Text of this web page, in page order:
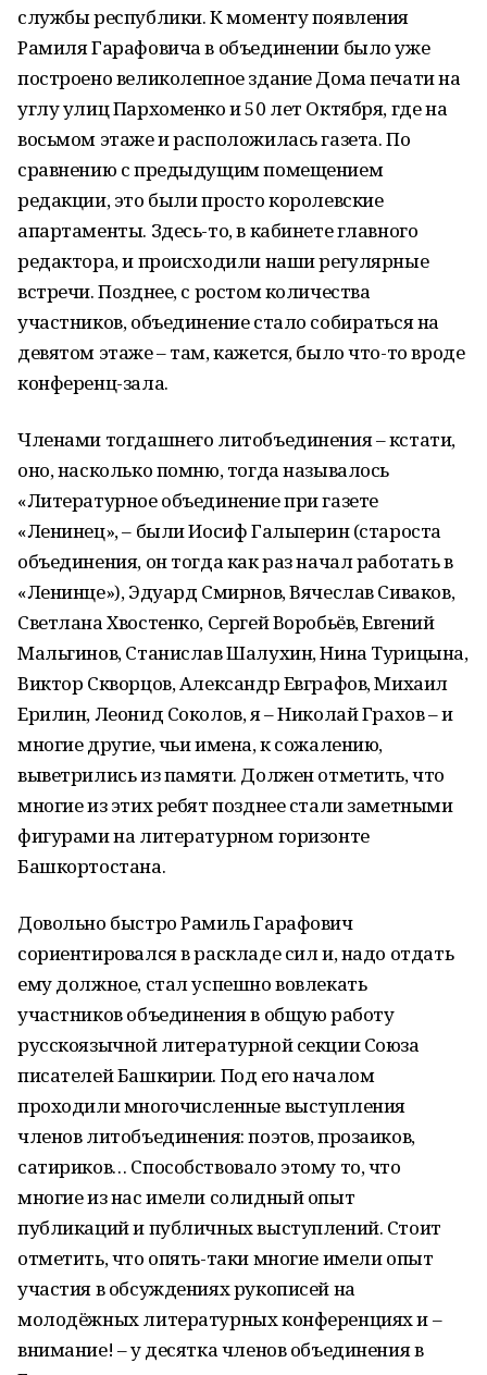
службы республики. К моменту появления
Рамиля Гарафовича в объединении было уже
построено великолепное здание Дома печати на
углу улиц Пархоменко и 50 лет Октября, где на
восьмом этаже и расположилась газета. По
сравнению с предыдущим помещением
редакции, это были просто королевские
апартаменты. Здесь-то, в кабинете главного
редактора, и происходили наши регулярные
встречи. Позднее, с ростом количества
участников, объединение стало собираться на
девятом этаже – там, кажется, было что-то вроде
конференц-зала.
Членами тогдашнего литобъединения – кстати,
оно, насколько помню, тогда называлось
«Литературное объединение при газете
«Ленинец», – были Иосиф Гальперин (староста
объединения, он тогда как раз начал работать в
«Ленинце»), Эдуард Смирнов, Вячеслав Сиваков,
Светлана Хвостенко, Сергей Воробьёв, Евгений
Мальгинов, Станислав Шалухин, Нина Турицына,
Виктор Скворцов, Александр Евграфов, Михаил
Ерилин, Леонид Соколов, я – Николай Грахов – и
многие другие, чьи имена, к сожалению,
выветрились из памяти. Должен отметить, что
многие из этих ребят позднее стали заметными
фигурами на литературном горизонте
Башкортостана.
Довольно быстро Рамиль Гарафович
сориентировался в раскладе сил и, надо отдать
ему должное, стал успешно вовлекать
участников объединения в общую работу
русскоязычной литературной секции Союза
писателей Башкирии. Под его началом
проходили многочисленные выступления
членов литобъединения: поэтов, прозаиков,
сатириков… Способствовало этому то, что
многие из нас имели солидный опыт
публикаций и публичных выступлений. Стоит
отметить, что опять-таки многие имели опыт
участия в обсуждениях рукописей на
молодёжных литературных конференциях и –
внимание! – у десятка членов объединения в